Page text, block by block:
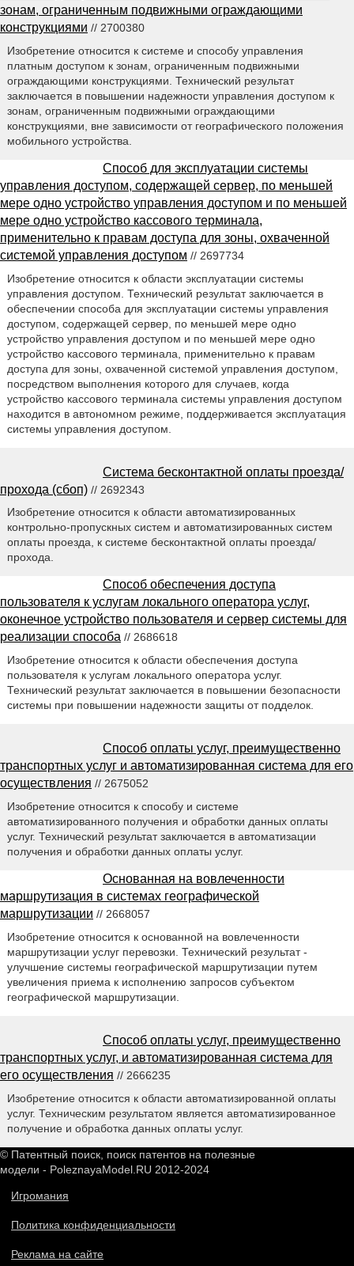
зонам, ограниченным подвижными ограждающими
конструкциями // 2700380
Изобретение относится к системе и способу управления
платным доступом к зонам, ограниченным подвижными
ограждающими конструкциями. Технический результат
заключается в повышении надежности управления доступом к
зонам, ограниченным подвижными ограждающими
конструкциями, вне зависимости от географического положения
мобильного устройства.
Способ для эксплуатации системы
управления доступом, содержащей сервер, по меньшей
мере одно устройство управления доступом и по меньшей
мере одно устройство кассового терминала,
применительно к правам доступа для зоны, охваченной
системой управления доступом // 2697734
Изобретение относится к области эксплуатации системы
управления доступом. Технический результат заключается в
обеспечении способа для эксплуатации системы управления
доступом, содержащей сервер, по меньшей мере одно
устройство управления доступом и по меньшей мере одно
устройство кассового терминала, применительно к правам
доступа для зоны, охваченной системой управления доступом,
посредством выполнения которого для случаев, когда
устройство кассового терминала системы управления доступом
находится в автономном режиме, поддерживается эксплуатация
системы управления доступом.
Система бесконтактной оплаты проезда/
прохода (сбоп) // 2692343
Изобретение относится к области автоматизированных
контрольно-пропускных систем и автоматизированных систем
оплаты проезда, к системе бесконтактной оплаты проезда/
прохода.
Способ обеспечения доступа
пользователя к услугам локального оператора услуг,
оконечное устройство пользователя и сервер системы для
реализации способа // 2686618
Изобретение относится к области обеспечения доступа
пользователя к услугам локального оператора услуг.
Технический результат заключается в повышении безопасности
системы при повышении надежности защиты от подделок.
Способ оплаты услуг, преимущественно
транспортных услуг и автоматизированная система для его
осуществления // 2675052
Изобретение относится к способу и системе
автоматизированного получения и обработки данных оплаты
услуг. Технический результат заключается в автоматизации
получения и обработки данных оплаты услуг.
Основанная на вовлеченности
маршрутизация в системах географической
маршрутизации // 2668057
Изобретение относится к основанной на вовлеченности
маршрутизации услуг перевозки. Технический результат -
улучшение системы географической маршрутизации путем
увеличения приема к исполнению запросов субъектом
географической маршрутизации.
Способ оплаты услуг, преимущественно
транспортных услуг, и автоматизированная система для
его осуществления // 2666235
Изобретение относится к области автоматизированной оплаты
услуг. Техническим результатом является автоматизированное
получение и обработка данных оплаты услуг.
© Патентный поиск, поиск патентов на полезные
модели - PoleznayaModel.RU 2012-2024
Игромания
Политика конфиденциальности
Реклама на сайте